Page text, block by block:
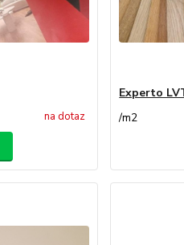
na dotaz
Experto
/m2